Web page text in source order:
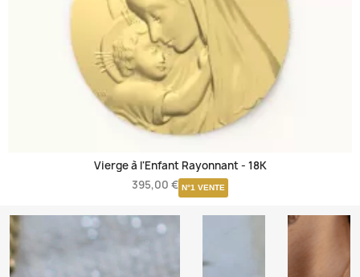
Vierge à l'Enfant Rayonnant - 18K
395,00 € N°1 VENTE